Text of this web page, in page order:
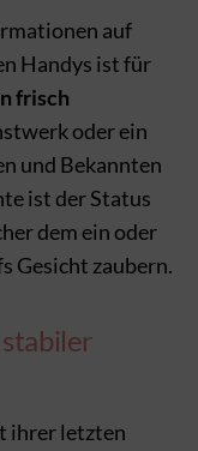
auf
Handys ist für
frisch
oder ein
und Bekannten
ist der Status
dem ein oder
Gesicht zaubern.
ihrer letzten